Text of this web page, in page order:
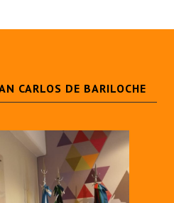
CARLOS DE BARILOCHE